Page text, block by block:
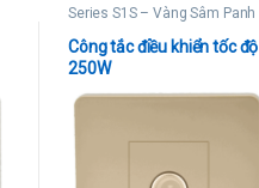
Series S1S – Vàng Sâm Panh
Công tắc điều khiển tốc độ
250W